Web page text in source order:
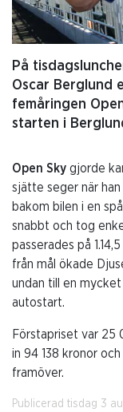
På
Oscar Berglund
femåringen
starten i
Open Sky gjorde
sjätte seger när han
bakom bilen i en
snabbt och tog
passerades på
från mål ökade
undan till en
autostart.
Förstapriset var 25
in 94 138 kronor
framöver.
Publicerad tisdag 3